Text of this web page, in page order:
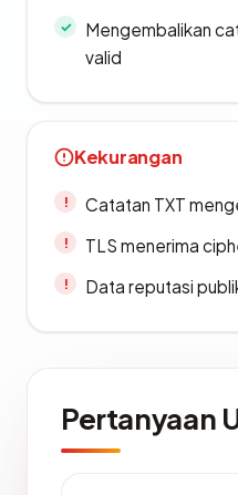
Mengembalikan
valid
Kekurangan
Catatan TXT
TLS menerima
Data reputasi
Pertanyaan